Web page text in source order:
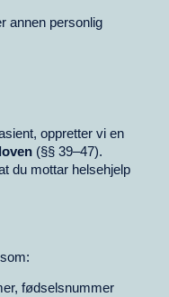
annen personlig
oppretter vi en
(§§ 39–47).
du mottar helsehjelp
fødselsnummer